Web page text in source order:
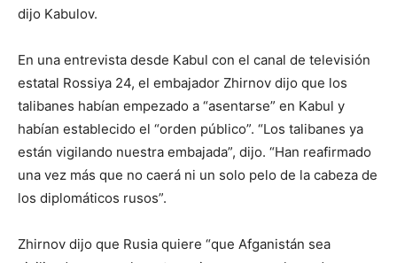
dijo Kabulov.
En una entrevista desde Kabul con el canal de televisión
estatal Rossiya 24, el embajador Zhirnov dijo que los
talibanes habían empezado a “asentarse” en Kabul y
habían establecido el “orden público”. “Los talibanes ya
están vigilando nuestra embajada”, dijo. “Han reafirmado
una vez más que no caerá ni un solo pelo de la cabeza de
los diplomáticos rusos”.
Zhirnov dijo que Rusia quiere “que Afganistán sea